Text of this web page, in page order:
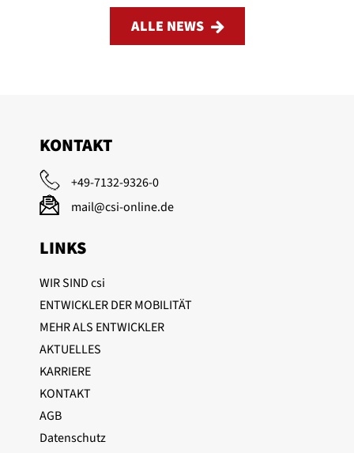
ALLE NEWS
KONTAKT
+49-7132-9326-0
mail@csi-online.de
LINKS
WIR SIND csi
ENTWICKLER DER MOBILITÄT
MEHR ALS ENTWICKLER
AKTUELLES
(aktuelle Seite)
KARRIERE
KONTAKT
AGB
Datenschutz